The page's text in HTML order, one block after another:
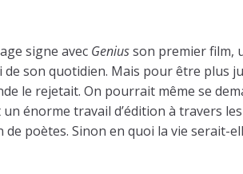
signe avec Geniusson premier film,
de son quotidien. Mais pour être
le rejetait. On pourrait même se
énorme travail d’édition à travers
de poètes. Sinon en quoi la vie